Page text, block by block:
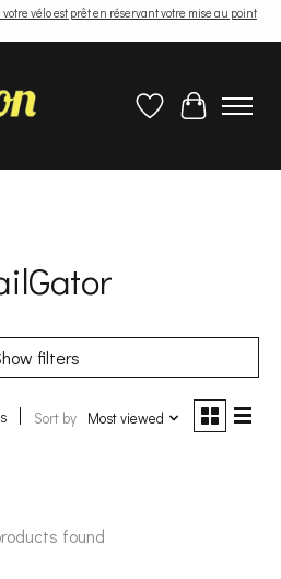
vélo est prêt en réservant votre mise au point
Wish ListCart
filters
Sort by Most viewed
found